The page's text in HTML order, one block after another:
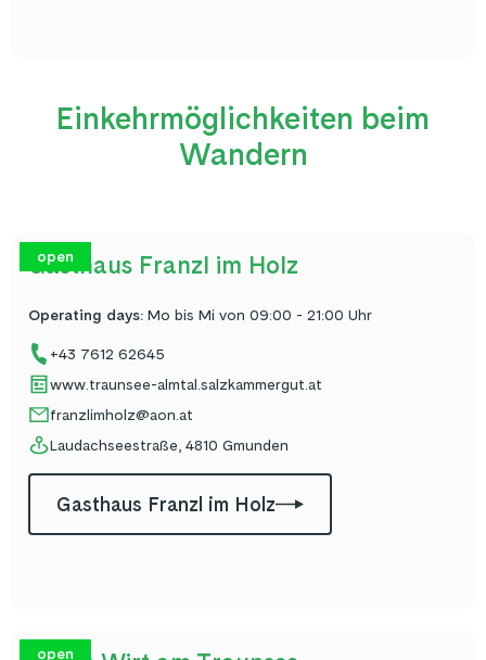
Einkehrmöglichkeiten beim
Wandern
open
Gasthaus Franzl im Holz
Operating days: Mo bis Mi von 09:00 - 21:00 Uhr
+43 7612 62645
www.traunsee-almtal.salzkammergut.at
franzlimholz@aon.at
Laudachseestraße, 4810 Gmunden
Gasthaus Franzl im Holz
open